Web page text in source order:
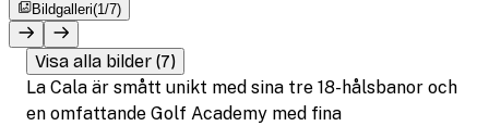
Bildgalleri(1/7)
Visa alla bilder (7)
La Cala är smått unikt med sina tre 18-hålsbanor och
en omfattande Golf Academy med fina